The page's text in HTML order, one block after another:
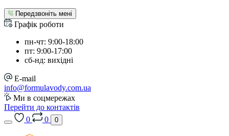
Передзвоніть мені
Графік роботи
пн-чт: 9:00-18:00
пт: 9:00-17:00
сб-нд: вихідні
E-mail
info@formulavody.com.ua
Ми в соцмережах
Перейти до контактів
0
0 0